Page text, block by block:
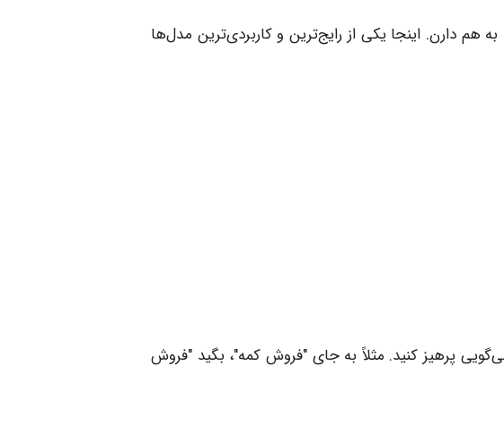
دارن. اینجا یکی از رایج‌ترین و کاربردی‌ترین مدل‌ها
پرهیز کنید. مثلاً به جای "فروش کمه"، بگید "فروش